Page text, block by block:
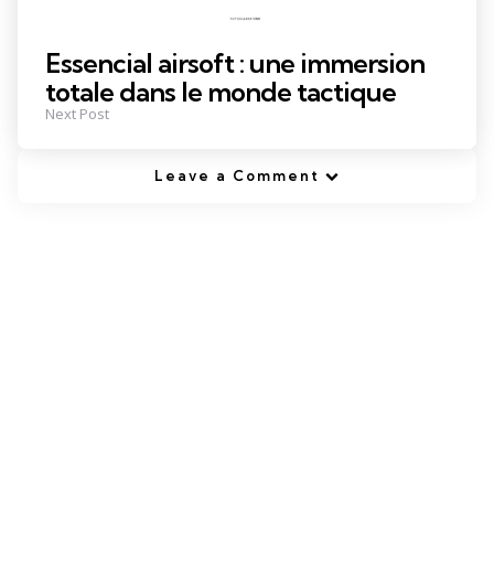
Essencial airsoft : une immersion
totale dans le monde tactique
Next Post
Leave a Comment